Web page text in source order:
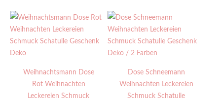
Weihnachtsmann Dose
Rot Weihnachten
Leckereien Schmuck
Dose Schneemann
Weihnachten Leckereien
Schmuck Schatulle